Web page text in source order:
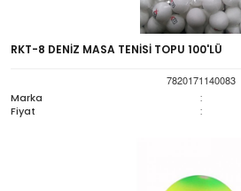
RKT-8 DENİZ MASA TENİSİ TOPU 100'LÜ
7820171140083
Marka
:
Fiyat :